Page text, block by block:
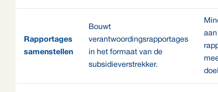
Rapportages
samenstellen
Bouwt
verantwoordingsrapportages
in het formaat van de
subsidieverstrekker.
aan